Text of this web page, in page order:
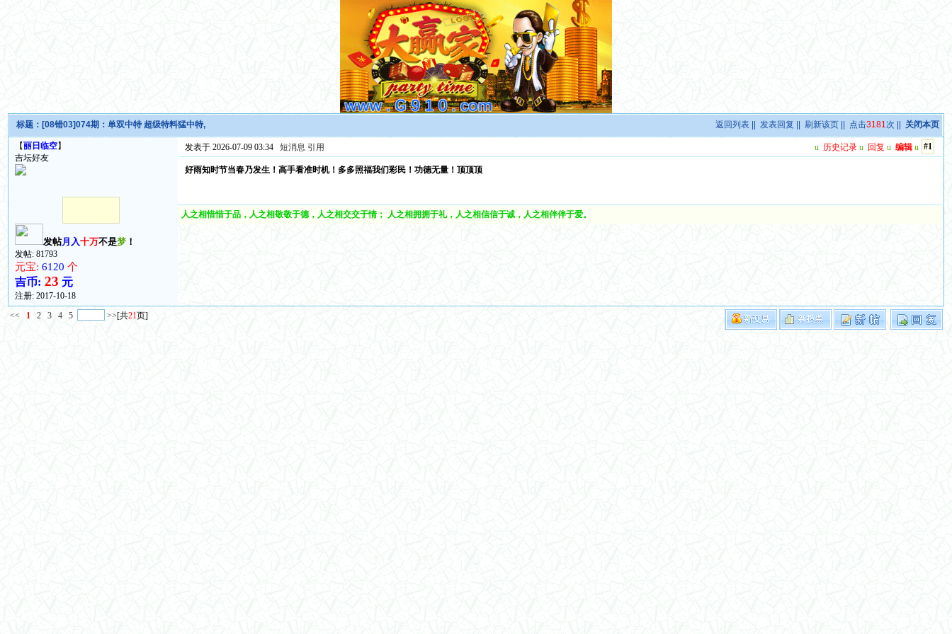
返回列表 ||发表回复 ||刷新该页 || 点击3181次 || 关闭本页
标题： [08错03]074期：单双中特 超级特料猛中特,
【丽日临空】
吉坛好友
发帖月入十万不是梦 ！
发帖: 81793
元宝: 6120个
吉币: 23 元
注册:2017-10-18
#1
u 历史记录 u 回复 u 编辑 u
发表于 2026-07-09 03:34短消息 引用
好雨知时节当春乃发生！高手看准时机！多多照福我们彩民！功德无量！顶顶顶
人之相惜惜于品，人之相敬敬于德，人之相交交于情； 人之相拥拥于礼，人之相信信于诚，人之相伴伴于爱。
<< 1 2 3 4 5 >>[共21页]